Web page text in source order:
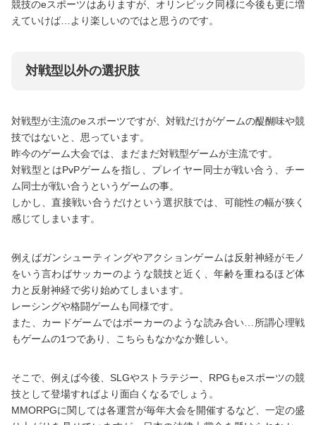
競技のeスポーツはありますが、オリンピック同様に今後も更に増
えていけば…より楽しいのではと思うのです。
対戦型以外の選択肢
対戦型が主流のeスポーツですが、対戦だけがゲームの醍醐味や競
技ではないと、思っています。
昨今のゲーム大会では、まだまだ対戦型ゲームが主流です。
対戦型とはPvPゲームを指し、プレイヤー同士が戦い合う、チー
ム同士が戦い合うというゲームの事。
しかし、直接戦い合うだけという選択肢では、可能性の幅が狭く
感じてしまいます。
例えばガンシューティングやアクションゲームは反射神経がモノ
をいう言わばサッカーのような競技と近く、年齢を重ねるほど体
力と反射神経で劣り始めてしまいます。
レーシングや格闘ゲームも同様です。
また、カードゲームではポーカーのような読み合い…所謂心理戦
もゲームの1つであり、こちらもなかなか難しい。
そこで、例えば今後、SLGやストラテジー、RPGもeスポーツの競
技として登場すればより面白くなるでしょう。
MMORPGに関しては各運営が毎年大会を開催するなど、一定の盛